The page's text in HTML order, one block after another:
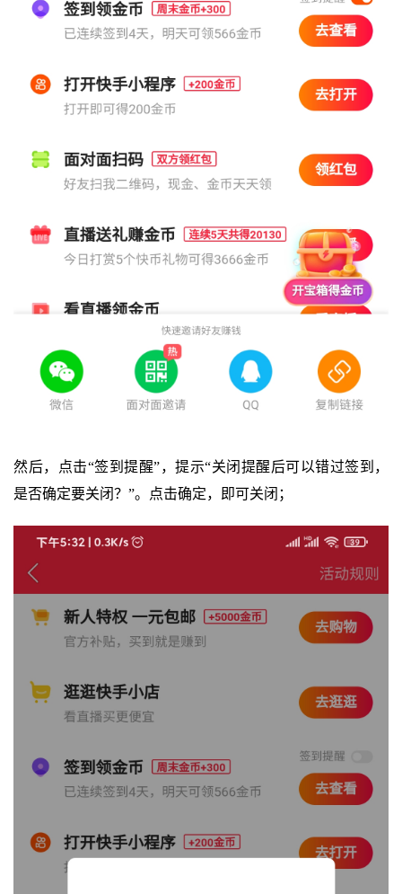
然后，点击“签到提醒”，提示“关闭提醒后可以错过签到，
是否确定要关闭？”。点击确定，即可关闭；